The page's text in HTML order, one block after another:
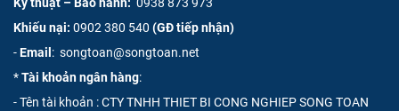
Kỹ thuật – Bảo hành: 0938 873 973
Khiếu nại: 0902 380 540 (GĐ tiếp nhận)
-Email : songtoan@songtoan.net
*Tài khoản ngân hàng:
- Tên tài khoản : CTY TNHH THIET BI CONG NGHIEP SONG TOAN